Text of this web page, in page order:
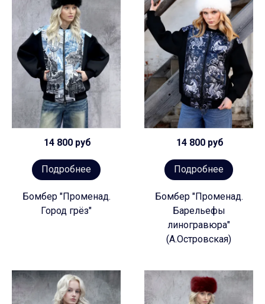
14 800 руб
Подробнее
Бомбер "Променад.
Город грёз"
14 800 руб
Подробнее
Бомбер "Променад.
Барельефы
линогравюра"
(А.Островская)